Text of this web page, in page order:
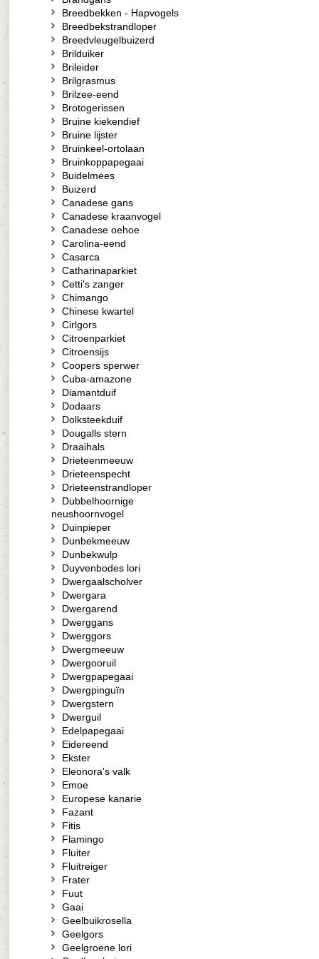
Breedbekken - Hapvogels
Breedbekstrandloper
Breedvleugelbuizerd
Brilduiker
Brileider
Brilgrasmus
Brilzee-eend
Brotogerissen
Bruine kiekendief
Bruine lijster
Bruinkeel-ortolaan
Bruinkoppapegaai
Buidelmees
Buizerd
Canadese gans
Canadese kraanvogel
Canadese oehoe
Carolina-eend
Casarca
Catharinaparkiet
Cetti's zanger
Chimango
Chinese kwartel
Cirlgors
Citroenparkiet
Citroensijs
Coopers sperwer
Cuba-amazone
Diamantduif
Dodaars
Dolksteekduif
Dougalls stern
Draaihals
Drieteenmeeuw
Drieteenspecht
Drieteenstrandloper
Dubbelhoornige
neushoornvogel
Duinpieper
Dunbekmeeuw
Dunbekwulp
Duyvenbodes lori
Dwergaalscholver
Dwergara
Dwergarend
Dwerggans
Dwerggors
Dwergmeeuw
Dwergooruil
Dwergpapegaai
Dwergpinguïn
Dwergstern
Dwerguil
Edelpapegaai
Eidereend
Ekster
Eleonora's valk
Emoe
Europese kanarie
Fazant
Fitis
Flamingo
Fluiter
Fluitreiger
Frater
Fuut
Gaai
Geelbuikrosella
Geelgors
Geelgroene lori